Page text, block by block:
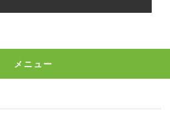
メニュー